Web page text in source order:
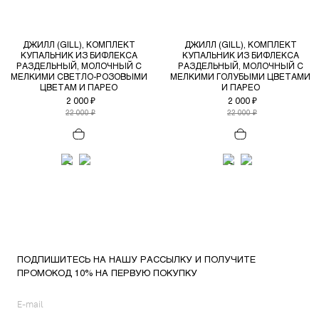
ДЖИЛЛ (GILL), КОМПЛЕКТ
КУПАЛЬНИК ИЗ БИФЛЕКСА
РАЗДЕЛЬНЫЙ, МОЛОЧНЫЙ С
МЕЛКИМИ СВЕТЛО-РОЗОВЫМИ
ЦВЕТАМ И ПАРЕО
2 000 ₽
22 000 ₽
ДЖИЛЛ (GILL), КОМПЛЕКТ
КУПАЛЬНИК ИЗ БИФЛЕКСА
РАЗДЕЛЬНЫЙ, МОЛОЧНЫЙ С
МЕЛКИМИ ГОЛУБЫМИ ЦВЕТАМИ
И ПАРЕО
2 000 ₽
22 000 ₽
ПОДПИШИТЕСЬ НА НАШУ РАССЫЛКУ И ПОЛУЧИТЕ
ПРОМОКОД 10% НА ПЕРВУЮ ПОКУПКУ